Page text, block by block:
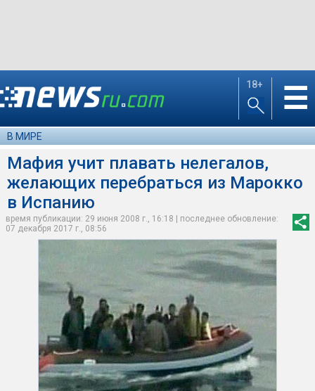
18+ ☰
В МИРЕ
Мафия учит плавать нелегалов,
желающих перебраться из Марокко
в Испанию
время публикации: 29 июня 2008 г., 16:18 | последнее обновление:
07 декабря 2017 г., 08:56